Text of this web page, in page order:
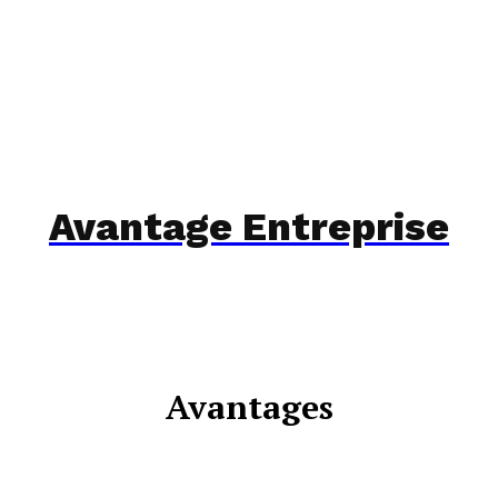
Avantage Entreprise
Avantages